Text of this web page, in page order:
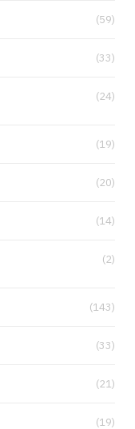
(59)
(33)
(24)
(19)
(20)
(14)
(2)
(143)
(33)
(21)
(19)